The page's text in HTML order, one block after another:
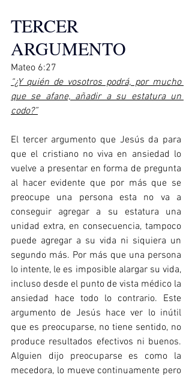
TERCER
ARGUMENTO
Mateo 6:27
“¿Y quién de vosotros podrá, por mucho
que se afane, añadir a su estatura un
codo?”
El tercer argumento que Jesús da para
que el cristiano no viva en ansiedad lo
vuelve a presentar en forma de pregunta
al hacer evidente que por más que se
preocupe una persona esta no va a
conseguir agregar a su estatura una
unidad extra, en consecuencia, tampoco
puede agregar a su vida ni siquiera un
segundo más. Por más que una persona
lo intente, le es imposible alargar su vida,
incluso desde el punto de vista médico la
ansiedad hace todo lo contrario. Este
argumento de Jesús hace ver lo inútil
que es preocuparse, no tiene sentido, no
produce resultados efectivos ni buenos.
Alguien dijo preocuparse es como la
mecedora, lo mueve continuamente pero